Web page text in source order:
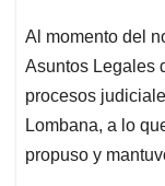
Al momento del
Asuntos Legales
procesos
Lombana, a lo
propuso y